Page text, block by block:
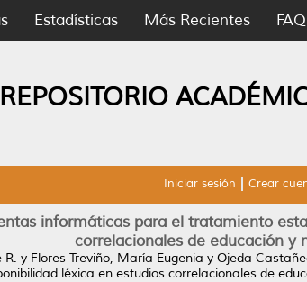
Estadísticas Más Recientes
REPOSITORIO
Iniciar sesión Crear
informáticas para el tratamiento
correlacionales de educación y
R. y Flores Treviño, María Eugenia y Ojeda
léxica en estudios correlacionales de